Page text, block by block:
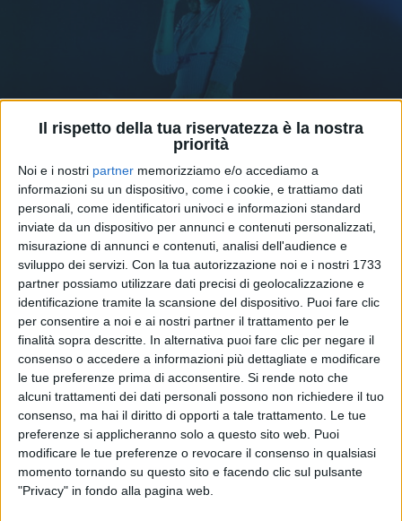
Il rispetto della tua riservatezza è la nostra
priorità
Noi e i nostri partner memorizziamo e/o accediamo a
informazioni su un dispositivo, come i cookie, e trattiamo dati
personali, come identificatori univoci e informazioni standard
inviate da un dispositivo per annunci e contenuti personalizzati,
misurazione di annunci e contenuti, analisi dell'audience e
sviluppo dei servizi. Con la tua autorizzazione noi e i nostri 1733
partner possiamo utilizzare dati precisi di geolocalizzazione e
identificazione tramite la scansione del dispositivo. Puoi fare clic
per consentire a noi e ai nostri partner il trattamento per le
finalità sopra descritte. In alternativa puoi fare clic per negare il
consenso o accedere a informazioni più dettagliate e modificare
le tue preferenze prima di acconsentire. Si rende noto che
alcuni trattamenti dei dati personali possono non richiedere il tuo
consenso, ma hai il diritto di opporti a tale trattamento. Le tue
preferenze si applicheranno solo a questo sito web. Puoi
modificare le tue preferenze o revocare il consenso in qualsiasi
momento tornando su questo sito e facendo clic sul pulsante
"Privacy" in fondo alla pagina web.
DOPO "L'AMORE" 18 dic 2023
Madame, il grande annuncio a fine tour:
“Ora vado a scrivere il nuovo disco”
L'artista ha ringraziato i fan che l'hanno
accompagnata nelle date nei teatri: “Vi voglio bene,
grazie del rispetto, della pazienza e dell’Amore”
diDaniele Verderio